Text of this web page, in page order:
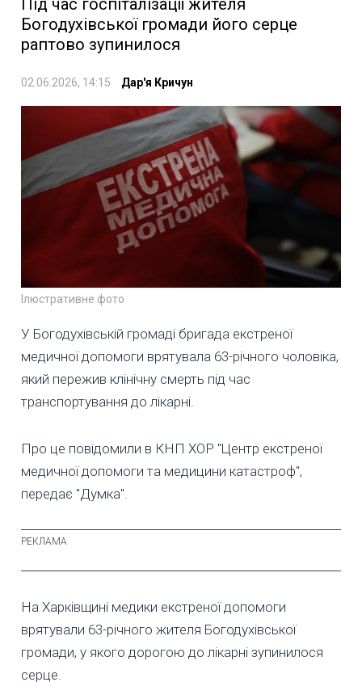
Під час госпіталізації жителя
Богодухівської громади його серце
раптово зупинилося
02.06.2026, 14:15 Дар'я Кричун
Ілюстративне фото
У Богодухівській громаді бригада екстреної
медичної допомоги врятувала 63-річного чоловіка,
який пережив клінічну смерть під час
транспортування до лікарні.
Про це повідомили в КНП ХОР "Центр екстреної
медичної допомоги та медицини катастроф",
передає "Думка".
На Харківщині медики екстреної допомоги
врятували 63-річного жителя Богодухівської
громади, у якого дорогою до лікарні зупинилося
серце.